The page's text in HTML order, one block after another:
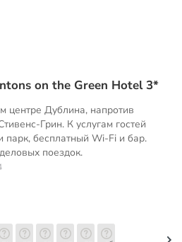
on the Green Hotel 3*
центре Дублина, напротив
Грин. К услугам гостей
парк, бесплатный Wi-Fi и бар.
поездок.